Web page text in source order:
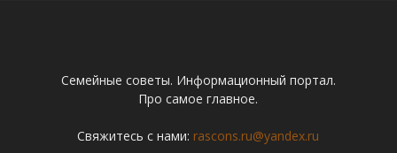
Семейные советы. Информационный портал.
Про самое главное.
Свяжитесь с нами: rascons.ru@yandex.ru